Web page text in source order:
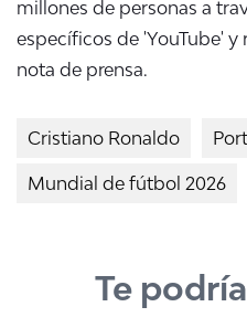
millones de personas a
específicos de 'YouTube' y
nota de prensa.
Cristiano Ronaldo
Mundial de fútbol 2026
Te